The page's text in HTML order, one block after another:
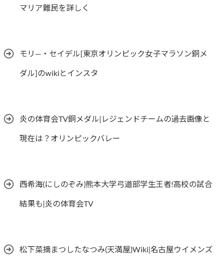
マリア難民を詳しく
モリ―・セイデル[東京オリンピック女子マラソン銅メ
ダル]のwikiとインスタ
炎の体育会TV銅メダル|レジェンドチームの過去画像と
現在は？オリンピックバレー
西希海(にしのぞみ)熊本大学弓道部学生王者!高校の試合
結果も|炎の体育会TV
松下菜摘まつしたなつみ(天満屋)Wiki|名古屋ウイメンズ